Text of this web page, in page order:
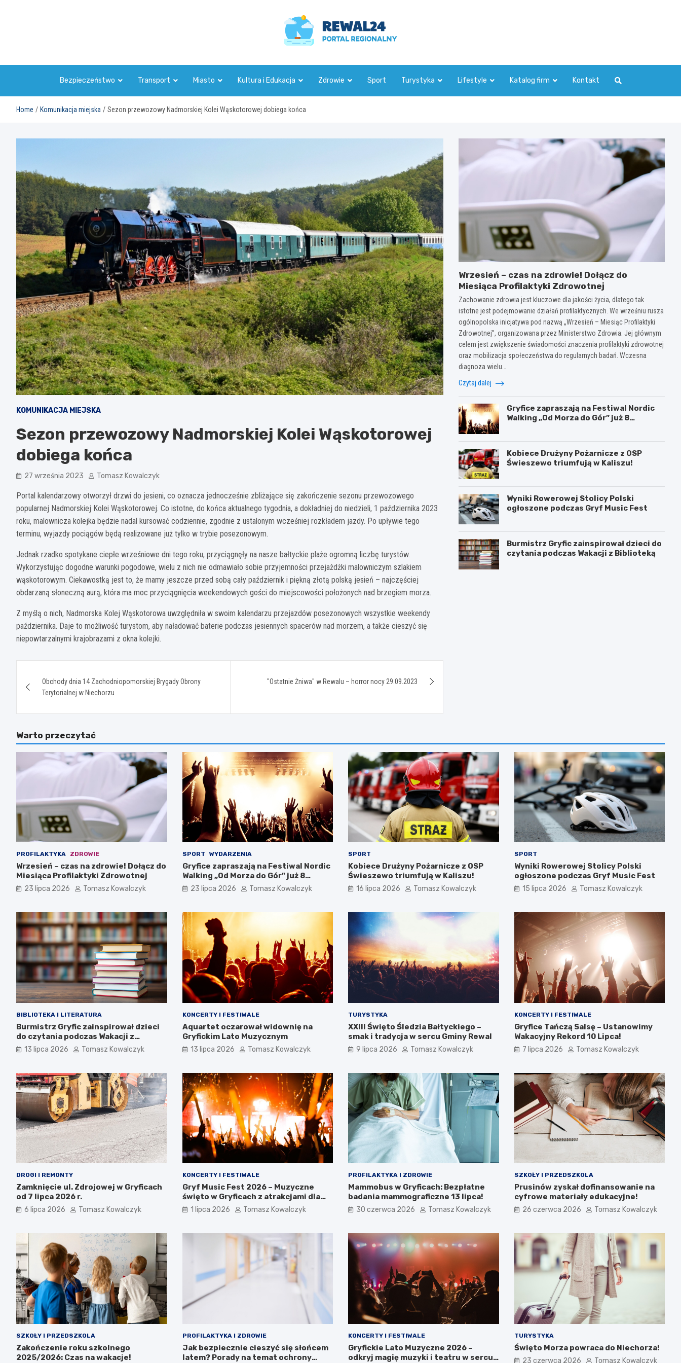
rewal24.pl
Bezpieczeństwo Transport Miasto Kultura i Edukacja Zdrowie Sport Turystyka Lifestyle Katalog firm Kontakt
Home Komunikacja miejska Sezon przewozowy Nadmorskiej Kolei Wąskotorowej dobiega końca
KOMUNIKACJA MIEJSKA
Sezon przewozowy Nadmorskiej Kolei Wąskotorowej
dobiega końca
27 września 2023 Tomasz Kowalczyk
Portal kalendarzowy otworzył drzwi do jesieni, co oznacza jednocześnie zbliżające się zakończenie sezonu przewozowego
popularnej Nadmorskiej Kolei Wąskotorowej. Co istotne, do końca aktualnego tygodnia, a dokładniej do niedzieli, 1 października 2023
roku, malownicza kolejka będzie nadal kursować codziennie, zgodnie z ustalonym wcześniej rozkładem jazdy. Po upływie tego
terminu, wyjazdy pociągów będą realizowane już tylko w trybie posezonowym.
Jednak rzadko spotykane ciepłe wrześniowe dni tego roku, przyciągnęły na nasze bałtyckie plaże ogromną liczbę turystów.
Wykorzystując dogodne warunki pogodowe, wielu z nich nie odmawiało sobie przyjemności przejażdżki malowniczym szlakiem
wąskotorowym. Ciekawostką jest to, że mamy jeszcze przed sobą cały październik i piękną złotą polską jesień – najczęściej
obdarzaną słoneczną aurą, która ma moc przyciągnięcia weekendowych gości do miejscowości położonych nad brzegiem morza.
Z myślą o nich, Nadmorska Kolej Wąskotorowa uwzględniła w swoim kalendarzu przejazdów posezonowych wszystkie weekendy
października. Daje to możliwość turystom, aby naładować baterie podczas jesiennych spacerów nad morzem, a także cieszyć się
niepowtarzalnymi krajobrazami z okna kolejki.
wpisu
Obchody dnia 14 Zachodniopomorskiej Brygady Obrony
Terytorialnej w Niechorzu
"Ostatnie Żniwa" w Rewalu – horror nocy 29.09.2023
Wrzesień – czas na zdrowie! Dołącz do
Miesiąca Profilaktyki Zdrowotnej
Zachowanie zdrowia jest kluczowe dla jakości życia, dlatego tak
istotne jest podejmowanie działań profilaktycznych. We wrześniu rusza
ogólnopolska inicjatywa pod nazwą „Wrzesień – Miesiąc Profilaktyki
Zdrowotnej”, organizowana przez Ministerstwo Zdrowia. Jej głównym
celem jest zwiększenie świadomości znaczenia profilaktyki zdrowotnej
oraz mobilizacja społeczeństwa do regularnych badań. Wczesna
diagnoza wielu…
Czytaj dalej
Gryfice zapraszają na Festiwal Nordic
Walking „Od Morza do Gór” już 8
Kobiece Drużyny Pożarnicze z OSP
Świeszewo triumfują w Kaliszu!
Wyniki Rowerowej Stolicy Polski
ogłoszone podczas Gryf Music Fest
Burmistrz Gryfic zainspirował dzieci do
czytania podczas Wakacji z Biblioteką
Warto przeczytać
PROFILAKTYKA ZDROWIE
Wrzesień – czas na zdrowie! Dołącz do
Miesiąca Profilaktyki Zdrowotnej
23 lipca 2026 Tomasz Kowalczyk
SPORT WYDARZENIA
Gryfice zapraszają na Festiwal Nordic
Walking „Od Morza do Gór” już 8
sierpnia!
23 lipca 2026 Tomasz Kowalczyk
SPORT
Kobiece Drużyny Pożarnicze z OSP
Świeszewo triumfują w Kaliszu!
16 lipca 2026 Tomasz Kowalczyk
SPORT
Wyniki Rowerowej Stolicy Polski
ogłoszone podczas Gryf Music Fest
15 lipca 2026 Tomasz Kowalczyk
BIBLIOTEKA I LITERATURA
Burmistrz Gryfic zainspirował dzieci
do czytania podczas Wakacji z
Biblioteką
13 lipca 2026 Tomasz Kowalczyk
KONCERTY I FESTIWALE
Aquartet oczarował widownię na
Gryfickim Lato Muzycznym
13 lipca 2026 Tomasz Kowalczyk
TURYSTYKA
XXIII Święto Śledzia Bałtyckiego –
smak i tradycja w sercu Gminy Rewal
9 lipca 2026 Tomasz Kowalczyk
KONCERTY I FESTIWALE
Gryfice Tańczą Salsę – Ustanowimy
Wakacyjny Rekord 10 Lipca!
7 lipca 2026 Tomasz Kowalczyk
DROGI I REMONTY
Zamknięcie ul. Zdrojowej w Gryficach
od 7 lipca 2026 r.
6 lipca 2026 Tomasz Kowalczyk
KONCERTY I FESTIWALE
Gryf Music Fest 2026 – Muzyczne
święto w Gryficach z atrakcjami dla
całej rodziny!
1 lipca 2026 Tomasz Kowalczyk
PROFILAKTYKA I ZDROWIE
Mammobus w Gryficach: Bezpłatne
badania mammograficzne 13 lipca!
30 czerwca 2026 Tomasz Kowalczyk
SZKOŁY I PRZEDSZKOLA
Prusinów zyskał dofinansowanie na
cyfrowe materiały edukacyjne!
26 czerwca 2026 Tomasz Kowalczyk
SZKOŁY I PRZEDSZKOLA
Zakończenie roku szkolnego
2025/2026: Czas na wakacje!
PROFILAKTYKA I ZDROWIE
Jak bezpiecznie cieszyć się słońcem
latem? Porady na temat ochrony
KONCERTY I FESTIWALE
Gryfickie Lato Muzyczne 2026 –
odkryj magię muzyki i teatru w sercu
TURYSTYKA
Święto Morza powraca do Niechorza!
23 czerwca 2026 Tomasz Kowalczyk